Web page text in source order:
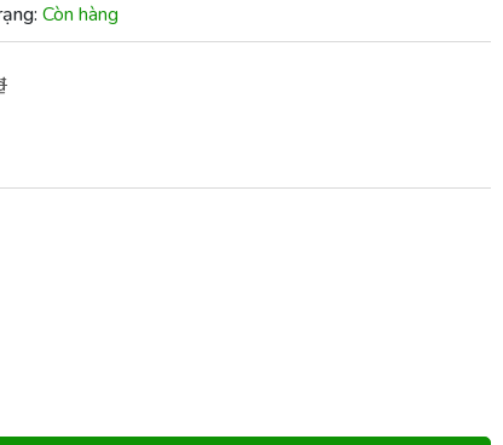
Còn hàng